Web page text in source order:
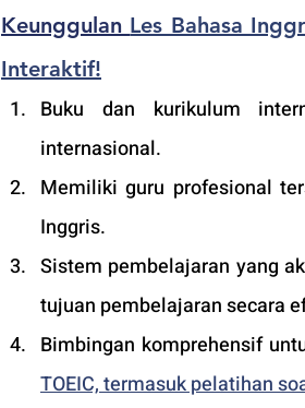
Keunggulan Les Bahasa
Interaktif!
Buku dan kurikulum
internasional.
Memiliki guru profesional
Inggris.
Sistem pembelajaran yang
tujuan pembelajaran secara
Bimbingan komprehensif
TOEIC, termasuk pelatihan